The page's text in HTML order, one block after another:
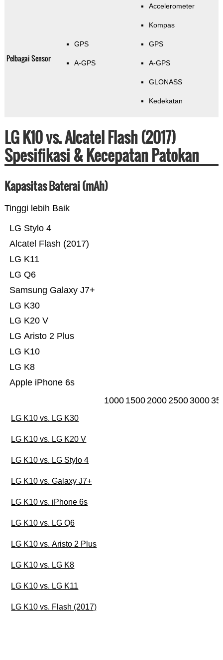
Pelbagai Sensor
GPS
A-GPS
Accelerometer
Kompas
GPS
A-GPS
GLONASS
Kedekatan
LG K10 vs. Alcatel Flash (2017)
Spesifikasi & Kecepatan Patokan
Kapasitas Baterai (mAh)
Tinggi lebih Baik
Apple iPhone 6s
LG K8
LG K10
LG Aristo 2 Plus
LG K20 V
LG K30
Samsung Galaxy J7+
LG Q6
LG K11
Alcatel Flash (2017)
LG Stylo 4
1000 1500200025003000
LG K10 vs. LG K30
LG K10 vs. LG K20 V
LG K10 vs. LG Stylo 4
LG K10 vs. Galaxy J7+
LG K10 vs. iPhone 6s
LG K10 vs. LG Q6
LG K10 vs. Aristo 2 Plus
LG K10 vs. LG K8
LG K10 vs. LG K11
LG K10 vs. Flash (2017)